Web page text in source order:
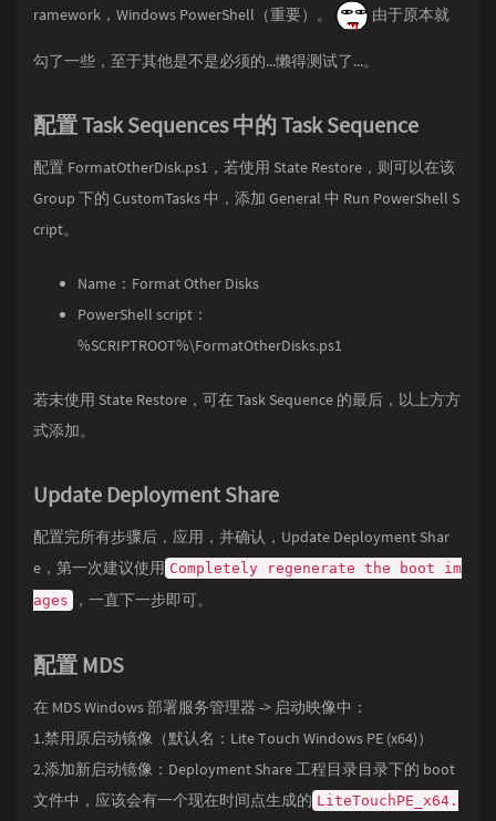
ramework，Windows PowerShell（重要）。 由于原本就
勾了一些，至于其他是不是必须的...懒得测试了...。
配置 Task Sequences 中的 Task Sequence
配置 FormatOtherDisk.ps1，若使用 State Restore，则可以在该
Group 下的 CustomTasks 中，添加 General 中 Run PowerShell S
cript。
Name：Format Other Disks
PowerShell script：
%SCRIPTROOT%\FormatOtherDisks.ps1
若未使用 State Restore，可在 Task Sequence 的最后，以上方方
式添加。
Update Deployment Share
配置完所有步骤后，应用，并确认，Update Deployment Shar
e，第一次建议使用 Completely regenerate the boot im
ages
，一直下一步即可。
配置 MDS
在 MDS Windows 部署服务管理器 -> 启动映像中：
1.禁用原启动镜像（默认名：Lite Touch Windows PE (x64)）
2.添加新启动镜像：Deployment Share 工程目录目录下的 boot
文件中，应该会有一个现在时间点生成的 LiteTouchPE_x64.